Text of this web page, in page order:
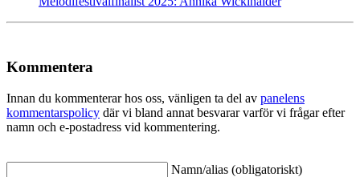
Kommentera
Innan du kommenterar hos oss, vänligen ta del av panelens
kommentarspolicy där vi bland annat besvarar varför vi frågar efter
namn och e-postadress vid kommentering.
Namn/alias (obligatoriskt)